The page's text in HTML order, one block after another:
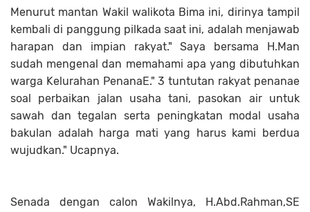
Menurut mantan Wakil walikota Bima ini, dirinya tampil
kembali di panggung pilkada saat ini, adalah menjawab
harapan dan impian rakyat." Saya bersama H.Man
sudah mengenal dan memahami apa yang dibutuhkan
warga Kelurahan PenanaE." 3 tuntutan rakyat penanae
soal perbaikan jalan usaha tani, pasokan air untuk
sawah dan tegalan serta peningkatan modal usaha
bakulan adalah harga mati yang harus kami berdua
wujudkan." Ucapnya.
Senada dengan calon Wakilnya, H.Abd.Rahman,SE